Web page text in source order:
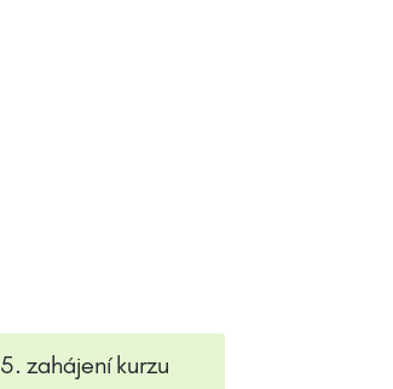
5. zahájení kurzu